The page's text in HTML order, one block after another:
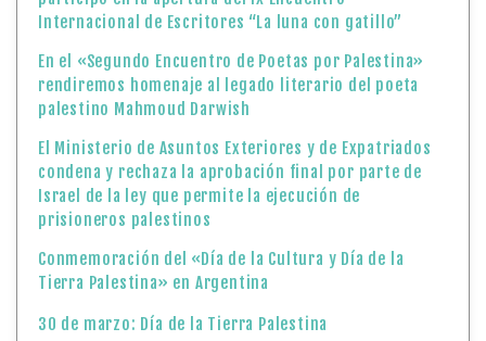
Internacional de Escritores “La luna con gatillo”
En el «Segundo Encuentro de Poetas por Palestina»
rendiremos homenaje al legado literario del poeta
palestino Mahmoud Darwish
El Ministerio de Asuntos Exteriores y de Expatriados
condena y rechaza la aprobación final por parte de
Israel de la ley que permite la ejecución de
prisioneros palestinos
Conmemoración del «Día de la Cultura y Día de la
Tierra Palestina» en Argentina
30 de marzo: Día de la Tierra Palestina